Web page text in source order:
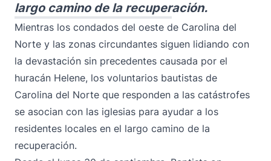
largo camino de la recuperación.
Mientras los condados del oeste de Carolina del
Norte y las zonas circundantes siguen lidiando con
la devastación sin precedentes causada por el
huracán Helene, los voluntarios bautistas de
Carolina del Norte que responden a las catástrofes
se asocian con las iglesias para ayudar a los
residentes locales en el largo camino de la
recuperación.